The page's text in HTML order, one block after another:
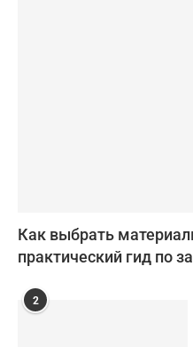
Как выбрать
практический гид по
2